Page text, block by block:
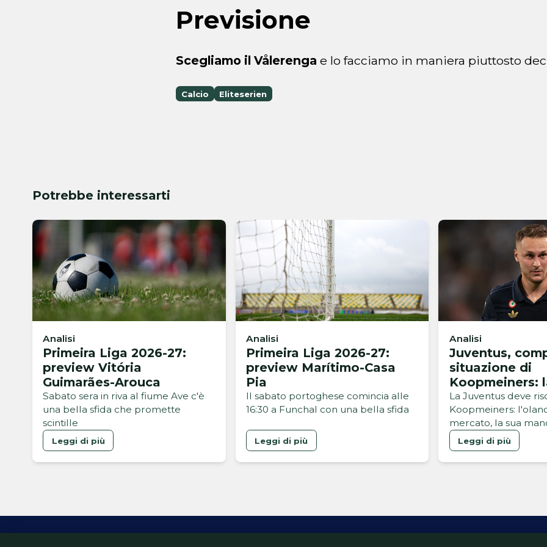
Previsione
Scegliamo il Vålerenga e lo facciamo in maniera piuttosto
Calcio Eliteserien
Potrebbe interessarti
Analisi
Primeira Liga 2026-27:
preview Vitória
Guimarães-Arouca
Sabato sera in riva al fiume Ave c'è
una bella sfida che promette
scintille
Leggi di più
Analisi
Primeira Liga 2026-27:
preview Marítimo-Casa
Pia
Il sabato portoghese comincia alle
16:30 a Funchal con una bella sfida
Leggi di più
Analisi
Juventus,
situazione di
Koopmeiners:
idea per il
La Juventus deve
Koopmeiners:
mercato, la sua
blocca l'arrivo di un
innesto
Leggi di più